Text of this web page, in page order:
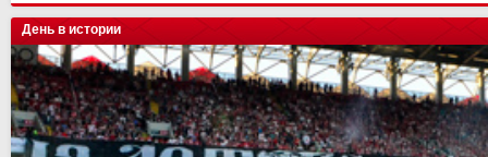
День в истории